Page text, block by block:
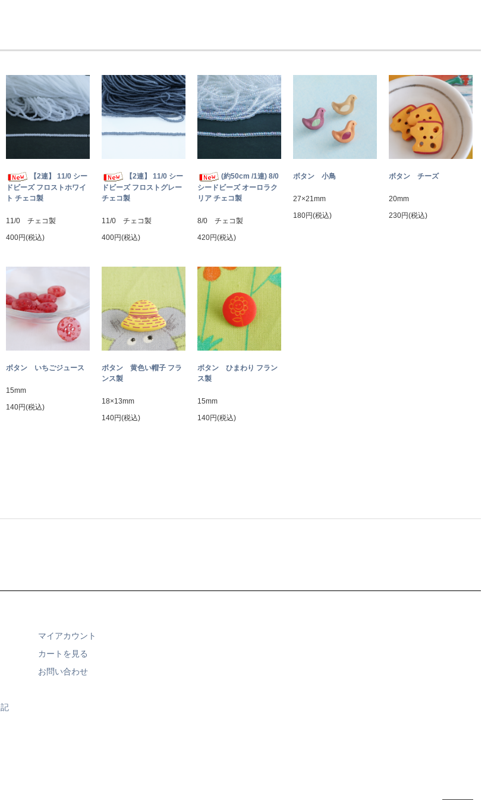
【2連】 11/0 シー
ドビーズ フロストホワイ
ト チェコ製
11/0 チェコ製
400円(税込)
【2連】 11/0 シー
ドビーズ フロストグレー
チェコ製
11/0 チェコ製
400円(税込)
(約50cm /1連) 8/0
シードビーズ オーロラク
リア チェコ製
8/0 チェコ製
420円(税込)
ボタン 小鳥
27×21mm
180円(税込)
ボタン チーズ
20mm
230円(税込)
ボタン いちごジュース
15mm
140円(税込)
ボタン 黄色い帽子 フラ
ンス製
18×13mm
140円(税込)
ボタン ひまわり フラン
ス製
15mm
140円(税込)
マイアカウント
カートを見る
お問い合わせ